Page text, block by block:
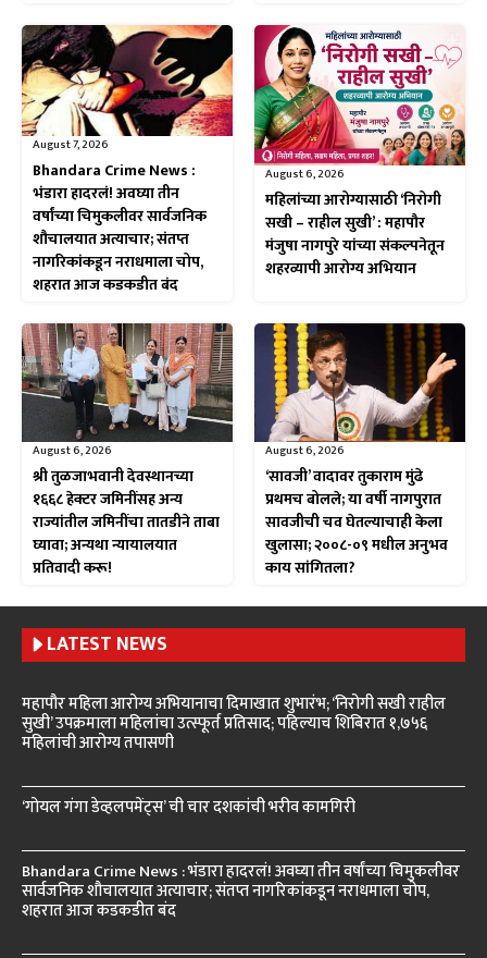
August 7, 2026
Bhandara Crime News :
भंडारा हादरलं! अवघ्या तीन
वर्षांच्या चिमुकलीवर सार्वजनिक
शौचालयात अत्याचार; संतप्त
नागरिकांकडून नराधमाला चोप,
शहरात आज कडकडीत बंद
August 6, 2026
महिलांच्या आरोग्यासाठी ‘निरोगी
सखी – राहील सुखी’ : महापौर
मंजुषा नागपुरे यांच्या संकल्पनेतून
शहरव्यापी आरोग्य अभियान
August 6, 2026
श्री तुळजाभवानी देवस्थानच्या
१६६८ हेक्टर जमिनींसह अन्य
राज्यांतील जमिनींचा तातडीने ताबा
घ्यावा; अन्यथा न्यायालयात
प्रतिवादी करू!
August 6, 2026
‘सावजी’ वादावर तुकाराम मुंढे
प्रथमच बोलले; या वर्षी नागपुरात
सावजीची चव घेतल्याचाही केला
खुलासा; २००८-०९ मधील अनुभव
काय सांगितला?
LATEST NEWS
महापौर महिला आरोग्य अभियानाचा दिमाखात शुभारंभ; ‘निरोगी सखी राहील
सुखी’ उपक्रमाला महिलांचा उत्स्फूर्त प्रतिसाद; पहिल्याच शिबिरात १,७५६
महिलांची आरोग्य तपासणी
‘गोयल गंगा डेव्हलपमेंट्स’ ची चार दशकांची भरीव कामगिरी
Bhandara Crime News : भंडारा हादरलं! अवघ्या तीन वर्षांच्या चिमुकलीवर
सार्वजनिक शौचालयात अत्याचार; संतप्त नागरिकांकडून नराधमाला चोप,
शहरात आज कडकडीत बंद